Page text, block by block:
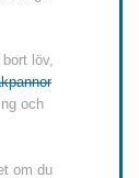
löv,
och
om du